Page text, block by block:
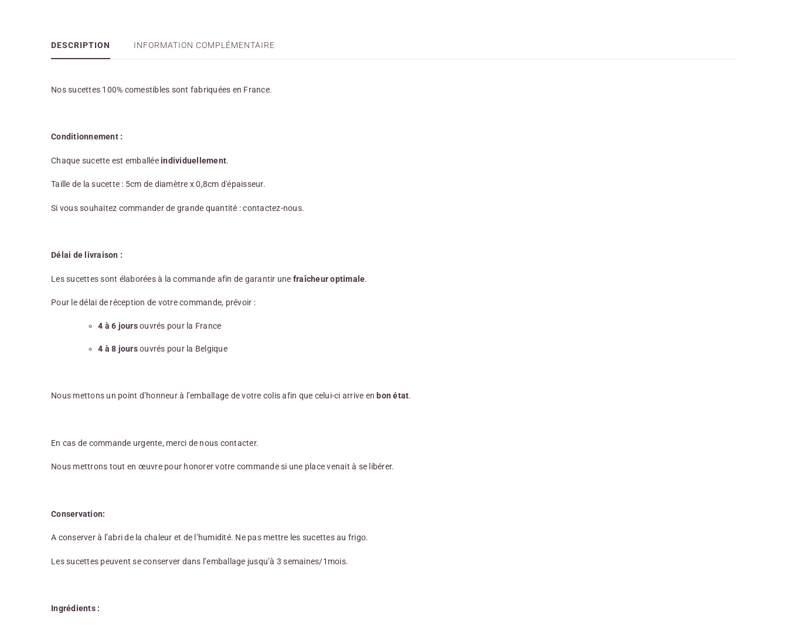
DESCRIPTION INFORMATION COMPLÉMENTAIRE
Nos sucettes 100% comestibles sont fabriquées en France.
Conditionnement :
Chaque sucette est emballéeindividuellement.
Taille de la sucette : 5cm de diamètre x 0,8cm d'épaisseur.
Si vous souhaitez commander de grande quantité : contactez-nous.
Délai de livraison :
Les sucettes sont élaborées à la commande afin de garantir une fraîcheur optimale.
Pour le délai de réception de votre commande, prévoir :
4 à 6 joursouvrés pour la France
4 à 8 joursouvrés pour la Belgique
Nous mettons un point d’honneur à l’emballage de votre colis afin que celui-ci arrive en bon état.
En cas de commande urgente, merci de nous contacter.
Nous mettrons tout en œuvre pour honorer votre commande si une place venait à se libérer.
Conservation:
A conserver à l’abri de la chaleur et de l’humidité. Ne pas mettre les sucettes au frigo.
Les sucettes peuvent se conserver dans l’emballage jusqu’à 3 semaines/1mois.
Ingrédients :